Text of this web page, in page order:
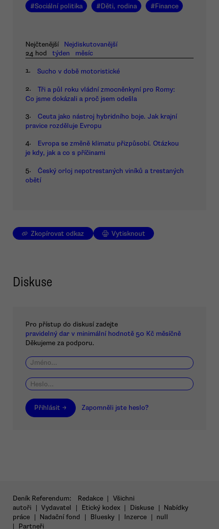
#Sociální politika #Děti, rodina #Finance
Nejčtenější
Nejdiskutovanější
24 hod
týden měsíc
1. Sucho v době motoristické
2.
Tři a půl roku vládní zmocněnkyní pro Romy:
Co jsme dokázali a proč jsem odešla
3.
Ceuta jako nástroj hybridního boje. Jak krajní
pravice rozděluje Evropu
4.
Evropa se změně klimatu přizpůsobí. Otázkou
je kdy, jak a co s příčinami
5.
Český orloj nepotrestaných viníků a trestaných
obětí
Zkopírovat odkaz Vytisknout
Diskuse
Pro přístup do diskusí zadejte
pravidelný dar v minimální hodnotě 50 Kč měsíčně
Děkujeme za podporu.
Přihlásit → Zapomněli jste heslo?
Deník Referendum: Redakce | Všichni
autoři | Vydavatel | Etický kodex | Diskuse | Nabídky
práce | Nadační fond | Bluesky | Inzerce | null
|
Partneři